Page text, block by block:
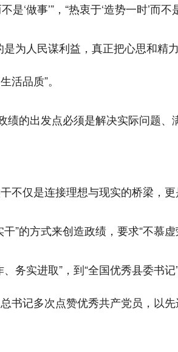
是‘做事’”，“热衷于‘造势一时’而
为人民谋利益，真正把心思和精
活品质”。
绩的出发点必须是解决实际问题
不仅是连接理想与现实的桥梁，更
”的方式来创造政绩，要求“不慕虚
务实进取”，到“全国优秀县委书
书记多次点赞优秀共产党员，以